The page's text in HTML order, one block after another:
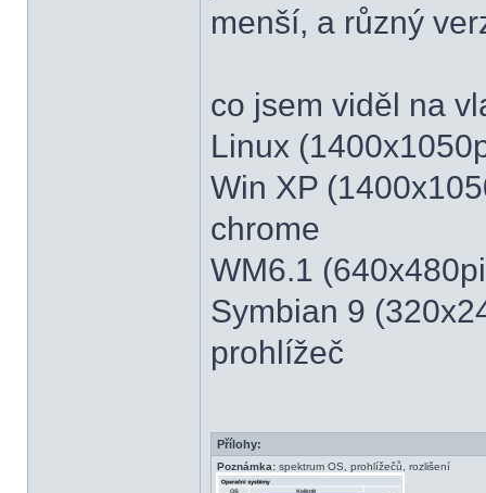
menší, a různý
co jsem viděl na
Linux
Win XP
chrome
WM6.1
Symbian 9
prohlížeč
Přílohy:
Poznámka: spektrum OS, prohlížečů, rozlišení